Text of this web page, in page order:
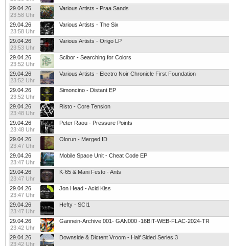
29.04.26
23:58 Uhr
Various Artists - Praa Sands
29.04.26
23:58 Uhr
Various Artists - The Six
29.04.26
23:53 Uhr
Various Artists - Origo LP
29.04.26
23:52 Uhr
Scibor - Searching for Colors
29.04.26
23:52 Uhr
Various Artists - Electro Noir Chronicle First Foundation
29.04.26
23:52 Uhr
Simoncino - Distant EP
29.04.26
23:48 Uhr
Risto - Core Tension
29.04.26
23:48 Uhr
Peter Raou - Pressure Points
29.04.26
23:47 Uhr
Olorun - Merged ID
29.04.26
23:47 Uhr
Mobile Space Unit - Cheat Code EP
29.04.26
23:47 Uhr
K-65 & Mani Festo - Ants
29.04.26
23:47 Uhr
Jon Head - Acid Kiss
29.04.26
23:47 Uhr
Hefty - SCI1
29.04.26
23:42 Uhr
Gannein-Archive 001- GAN000 -16BIT-WEB-FLAC-2024-TR
29.04.26
23:42 Uhr
Downside & Dictent Vroom - Half Sided Series 3